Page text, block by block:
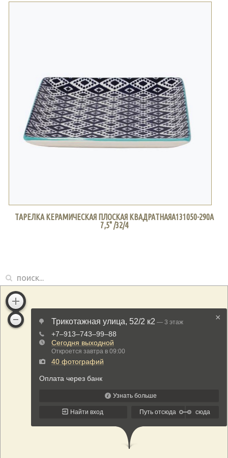
ТАРЕЛКА КЕРАМИЧЕСКАЯ ПЛОСКАЯ КВАДРАТНАЯA131050-290A
7,5" /32/4